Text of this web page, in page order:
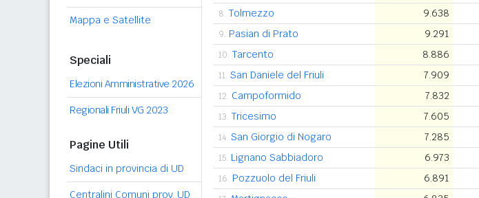
Mappa e Satellite
Speciali
Elezioni Amministrative 2026
Regionali Friuli VG 2023
Pagine Utili
Sindaci in provincia di UD
Centralini Comuni prov. UD
8. Tolmezzo 9.638
9. Pasian di Prato 9.291
10. Tarcento 8.886
11. San Daniele del Friuli 7.909
12. Campoformido 7.832
13. Tricesimo 7.605
14. San Giorgio di Nogaro 7.285
15. Lignano Sabbiadoro 6.973
16. Pozzuolo del Friuli 6.891